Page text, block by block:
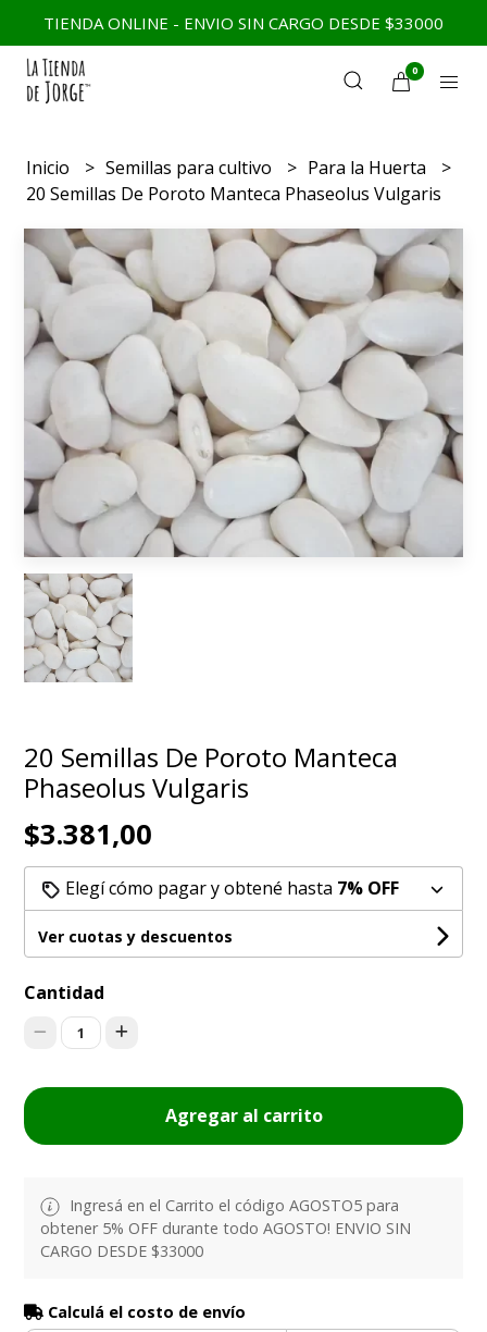
TIENDA ONLINE - ENVIO SIN CARGO DESDE $33000
0
Inicio Semillas para cultivo
Para la Huerta
20 Semillas De Poroto Manteca Phaseolus Vulgaris
20 Semillas De Poroto Manteca
Phaseolus Vulgaris
$3.381,00
Elegí cómo pagar y obtené hasta 7% OFF
Ver cuotas y descuentos
Cantidad
1
Agregar al carrito
Ingresá en el Carrito el código AGOSTO5 para
obtener 5% OFF durante todo AGOSTO! ENVIO SIN
CARGO DESDE $33000
Calculá el costo de envío